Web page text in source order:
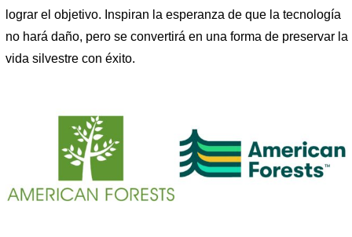
lograr el objetivo. Inspiran la esperanza de que la tecnología
no hará daño, pero se convertirá en una forma de preservar la
vida silvestre con éxito.